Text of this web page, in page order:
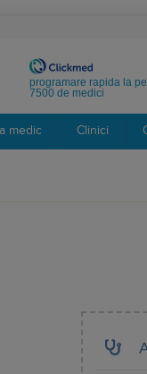
programare rapida la
7500 de medici
medic Clinici